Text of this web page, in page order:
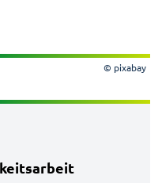
© pixabay